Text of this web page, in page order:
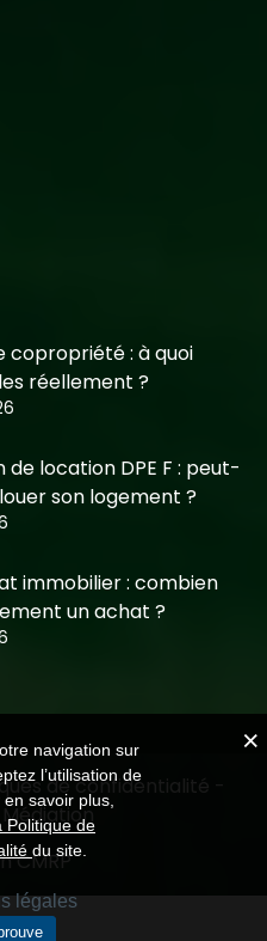
copropriété : à quoi
réellement ?
location DPE F : peut-
son logement ?
immobilier : combien
un achat ?
de confidentialité
Médiation
CMRP
navigation sur
l’utilisation de
savoir plus,
Politique de
du site.
légales